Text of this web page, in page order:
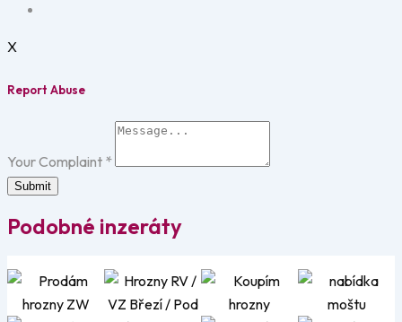
X
Report Abuse
Your Complaint *
Submit
Podobné inzeráty